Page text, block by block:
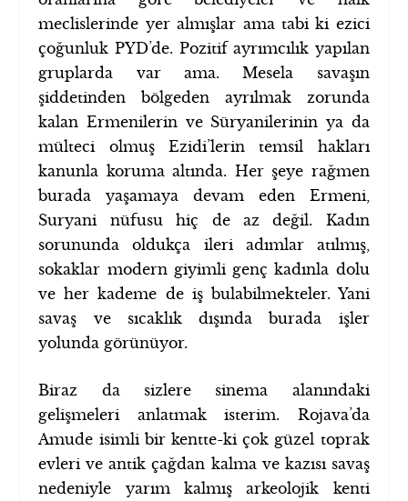
meclislerinde yer almışlar ama tabi ki ezici
çoğunluk PYD’de. Pozitif ayrımcılık yapılan
gruplarda var ama. Mesela savaşın
şiddetinden bölgeden ayrılmak zorunda
kalan Ermenilerin ve Süryanilerinin ya da
mülteci olmuş Ezidi’lerin temsil hakları
kanunla koruma altında. Her şeye rağmen
burada yaşamaya devam eden Ermeni,
Suryani nüfusu hiç de az değil. Kadın
sorununda oldukça ileri adımlar atılmış,
sokaklar modern giyimli genç kadınla dolu
ve her kademe de iş bulabilmekteler. Yani
savaş ve sıcaklık dışında burada işler
yolunda görünüyor.
Biraz da sizlere sinema alanındaki
gelişmeleri anlatmak isterim. Rojava’da
Amude isimli bir kentte-ki çok güzel toprak
evleri ve antik çağdan kalma ve kazısı savaş
nedeniyle yarım kalmış arkeolojik kenti